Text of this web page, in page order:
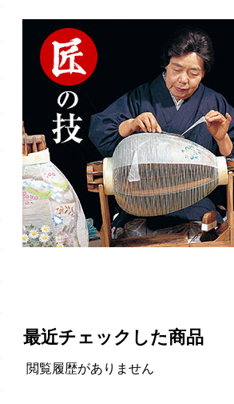
最近チェックした商品
閲覧履歴がありません